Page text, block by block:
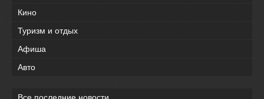
Кино
Туризм и отдых
Афиша
Авто